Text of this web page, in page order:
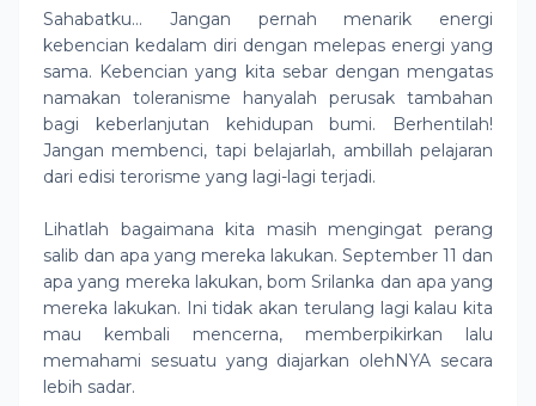
Sahabatku… Jangan pernah menarik energi
kebencian kedalam diri dengan melepas energi yang
sama. Kebencian yang kita sebar dengan mengatas
namakan toleranisme hanyalah perusak tambahan
bagi keberlanjutan kehidupan bumi. Berhentilah!
Jangan membenci, tapi belajarlah, ambillah pelajaran
dari edisi terorisme yang lagi-lagi terjadi.
Lihatlah bagaimana kita masih mengingat perang
salib dan apa yang mereka lakukan. September 11 dan
apa yang mereka lakukan, bom Srilanka dan apa yang
mereka lakukan. Ini tidak akan terulang lagi kalau kita
mau kembali mencerna, memberpikirkan lalu
memahami sesuatu yang diajarkan olehNYA secara
lebih sadar.